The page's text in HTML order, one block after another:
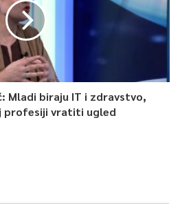
Mladi biraju IT i zdravstvo,
profesiji vratiti ugled